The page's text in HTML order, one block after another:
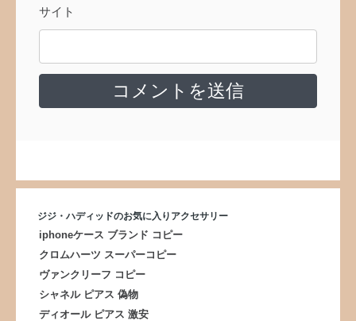
サイト
ジジ・ハディッドのお気に入りアクセサリー
iphoneケース ブランド コピー
クロムハーツ スーパーコピー
ヴァンクリーフ コピー
シャネル ピアス 偽物
ディオール ピアス 激安